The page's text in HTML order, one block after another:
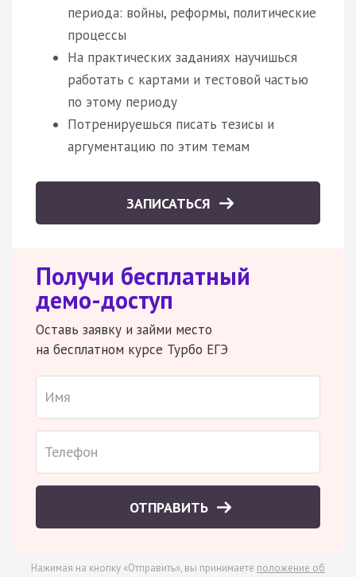
периода: войны, реформы, политические
процессы
На практических заданиях научишься
работать с картами и тестовой частью
по этому периоду
Потренируешься писать тезисы и
аргументацию по этим темам
ЗАПИСАТЬСЯ
Получи бесплатный
демо-доступ
Оставь заявку и займи место
на бесплатном курсе Турбо ЕГЭ
ОТПРАВИТЬ
Нажимая на кнопку «Отправить», вы принимаете положение об